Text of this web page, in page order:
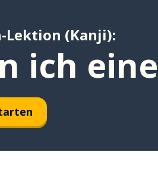
Lektion (Kanji):
ich